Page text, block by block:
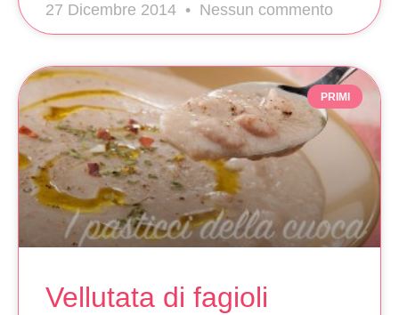
27 Dicembre 2014 Nessun commento
PRIMI
Vellutata di fagioli